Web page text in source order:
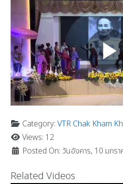
Category:VTR Chak Kham
Views: 12
Posted On: วันอังคาร, 10 มกร
Related Videos